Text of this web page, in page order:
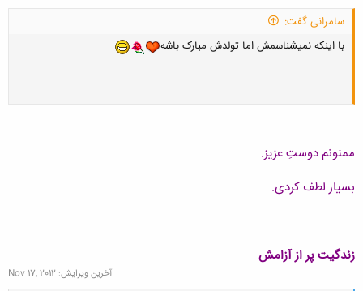
سامرانی گفت:
با اینکه نمیشناسمش اما تولدش مبارک باشه
ممنونم دوستِ عزیز.
بسیار لطف کردی.
زندگیت پر از آزامش
آخرین ویرایش: Nov 17, 2012